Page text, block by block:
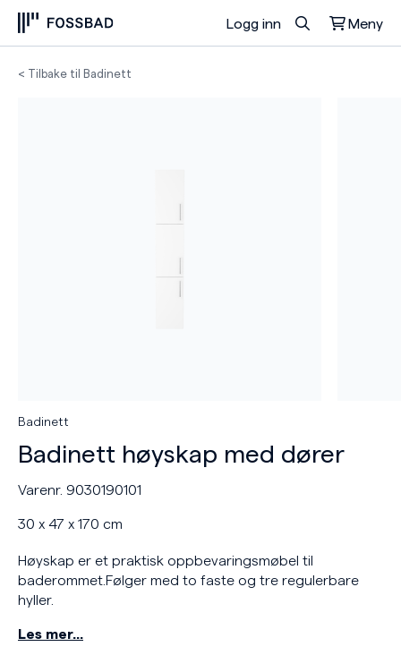
Logg inn Meny
Du har ingen produkter i handlekurven.
< Tilbake til Badinett
Badinett
Badinett høyskap med dører
Varenr. 9030190101
30 x 47 x 170 cm
Høyskap er et praktisk oppbevaringsmøbel til
baderommet.Følger med to faste og tre regulerbare
hyller.
Les mer…